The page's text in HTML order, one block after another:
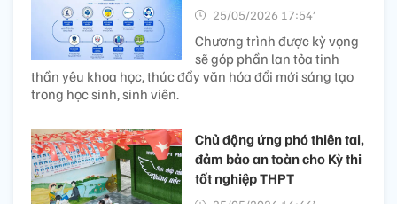
25/05/2026 17:54’
Chương trình được kỳ vọng
sẽ góp phần lan tỏa tinh
thần yêu khoa học, thúc đẩy văn hóa đổi mới sáng tạo
trong học sinh, sinh viên.
Chủ động ứng phó thiên tai,
đảm bảo an toàn cho Kỳ thi
tốt nghiệp​ THPT